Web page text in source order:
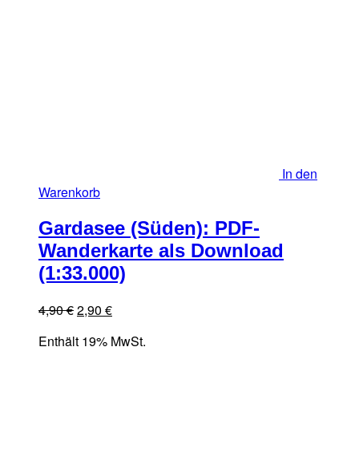
In den
Warenkorb
Gardasee (Süden): PDF-
Wanderkarte als Download
(1:33.000)
4,90€Ursprünglicher
war:
2,90 €Aktueller
ist:
Enthält 19% MwSt.